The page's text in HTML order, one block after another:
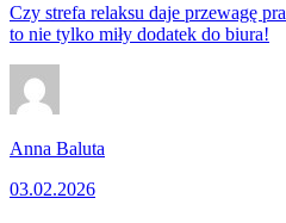
Czy strefa relaksu daje przewagę
to nie tylko miły dodatek do biura!
Anna Baluta
03.02.2026